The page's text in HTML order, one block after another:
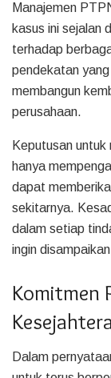
Manajemen
kasus ini sejalan
terhadap
pendekatan
membangun
perusahaan.
Keputusan untuk
hanya
dapat
sekitarnya.
dalam setiap
ingin
Komitmen
Dalam